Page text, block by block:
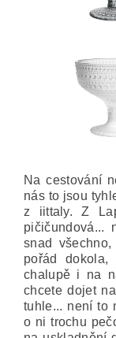
Na cestování
nás to jsou
z iittaly. Z
pičičundová...
snad
pořád
chalupě i na
chcete dojet
tuhle... není to
o ni trochu